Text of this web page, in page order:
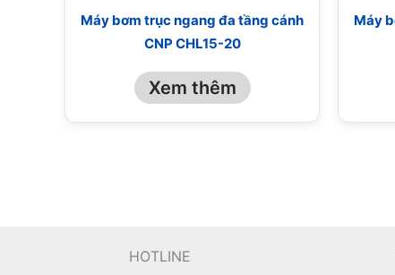
Máy bơm trục ngang đa tầng cánh
CNP CHL15-20
Xem thêm
Máy
HOTLINE